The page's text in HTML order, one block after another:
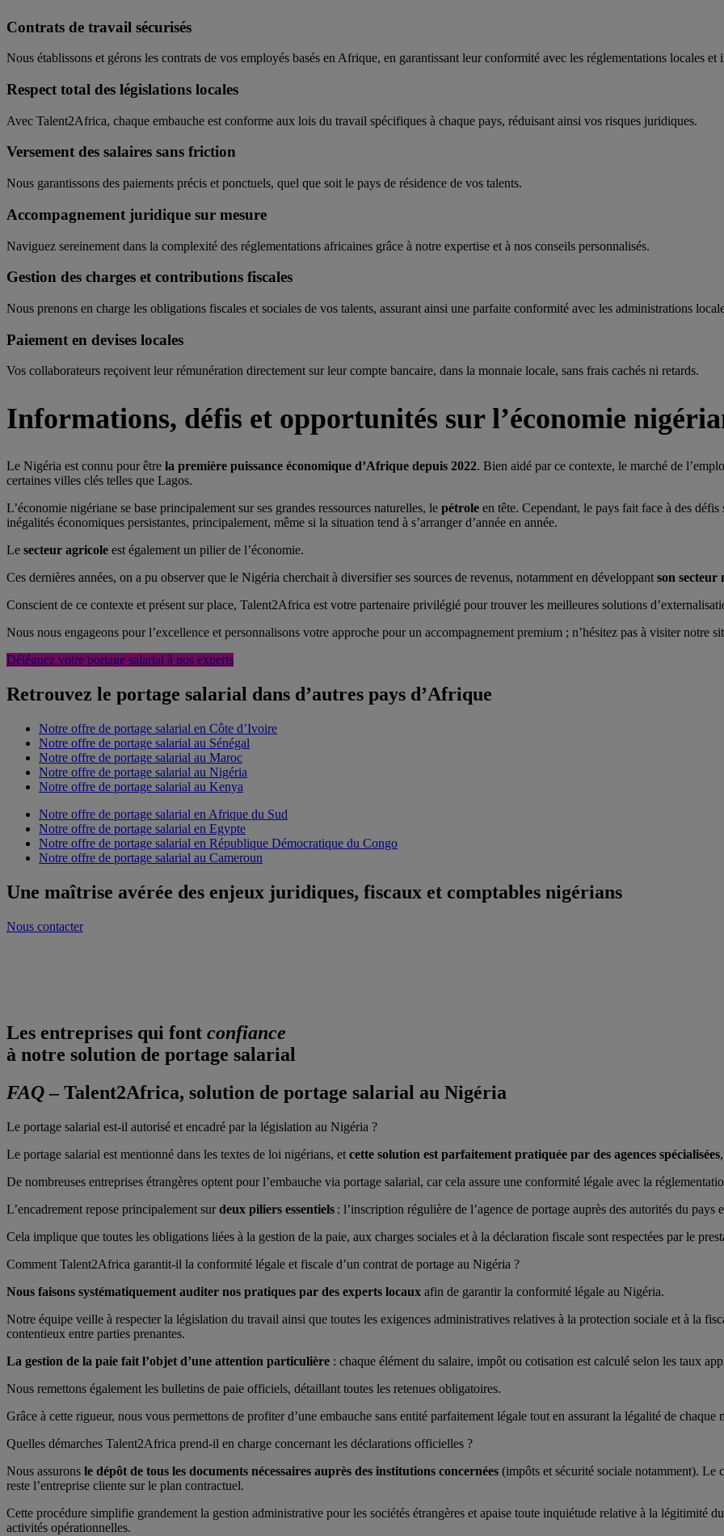
Contrats de travail sécurisés
Nous établissons et gérons les contrats de vos employés basés en Afrique, en garantissant leur conformité avec les réglementations locales et
Respect total des législations locales
Avec Talent2Africa, chaque embauche est conforme aux lois du travail spécifiques à chaque pays, réduisant ainsi vos risques juridiques.
Versement des salaires sans friction
Nous garantissons des paiements précis et ponctuels, quel que soit le pays de résidence de vos talents.
Accompagnement juridique sur mesure
Naviguez sereinement dans la complexité des réglementations africaines grâce à notre expertise et à nos conseils personnalisés.
Gestion des charges et contributions fiscales
Nous prenons en charge les obligations fiscales et sociales de vos talents, assurant ainsi une parfaite conformité avec les administrations
Paiement en devises locales
Vos collaborateurs reçoivent leur rémunération directement sur leur compte bancaire, dans la monnaie locale, sans frais cachés ni retards.
Informations, défis et opportunités sur l’économie
Le Nigéria est connu pour être la première puissance économique d’Afrique depuis 2022. Bien aidé par ce contexte, le marché de
certaines villes clés telles que Lagos.
L’économie nigériane se base principalement sur ses grandes ressources naturelles, le pétrole en tête. Cependant, le pays fait face à des
inégalités économiques persistantes, principalement, même si la situation tend à s’arranger d’année en année.
Le secteur agricole est également un pilier de l’économie.
Ces dernières années, on a pu observer que le Nigéria cherchait à diversifier ses sources de revenus, notamment en développant son
Conscient de ce contexte et présent sur place, Talent2Africa est votre partenaire privilégié pour trouver les meilleures solutions
Nous nous engageons pour l’excellence et personnalisons votre approche pour un accompagnement premium ; n’hésitez pas à visiter notre
Déléguez votre portage salarial à nos experts
Retrouvez le portage salarial dans d’autres pays d’Afrique
Notre offre de portage salarial en Côte d’Ivoire
Notre offre de portage salarial au Sénégal
Notre offre de portage salarial au Maroc
Notre offre de portage salarial au Nigéria
Notre offre de portage salarial au Kenya
Notre offre de portage salarial en Afrique du Sud
Notre offre de portage salarial en Egypte
Notre offre de portage salarial en République Démocratique du Congo
Notre offre de portage salarial au Cameroun
Une maîtrise avérée des enjeux juridiques, fiscaux et comptables nigérians
Nous contacter
Les entreprises qui font confiance
à notre solution de portage salarial
FAQ – Talent2Africa, solution de portage salarial au Nigéria
Le portage salarial est-il autorisé et encadré par la législation au Nigéria ?
Le portage salarial est mentionné dans les textes de loi nigérians, et cette solution est parfaitement pratiquée par des agences spécialisées
De nombreuses entreprises étrangères optent pour l’embauche via portage salarial, car cela assure une conformité légale avec la
L’encadrement repose principalement surdeux piliers essentiels : l’inscription régulière de l’agence de portage auprès des autorités du
Cela implique que toutes les obligations liées à la gestion de la paie, aux charges sociales et à la déclaration fiscale sont respectées par le
Comment Talent2Africa garantit-il la conformité légale et fiscale d’un contrat de portage au Nigéria ?
Nous faisons systématiquement auditer nos pratiques par des experts locaux afin de garantir la conformité légale au Nigéria.
Notre équipe veille à respecter la législation du travail ainsi que toutes les exigences administratives relatives à la protection sociale et à la
contentieux entre parties prenantes.
La gestion de la paie fait l’objet d’une attention particulière : chaque élément du salaire, impôt ou cotisation est calculé selon les taux
Nous remettons également les bulletins de paie officiels, détaillant toutes les retenues obligatoires.
Grâce à cette rigueur, nous vous permettons de profiter d’une embauche sans entité parfaitement légale tout en assurant la légalité de chaque
Quelles démarches Talent2Africa prend-il en charge concernant les déclarations officielles ?
Nous assurons le dépôt de tous les documents nécessaires auprès des institutions concernées (impôts et sécurité sociale notamment). Le
reste l’entreprise cliente sur le plan contractuel.
Cette procédure simplifie grandement la gestion administrative pour les sociétés étrangères et apaise toute inquiétude relative à la légitimité
activités opérationnelles.